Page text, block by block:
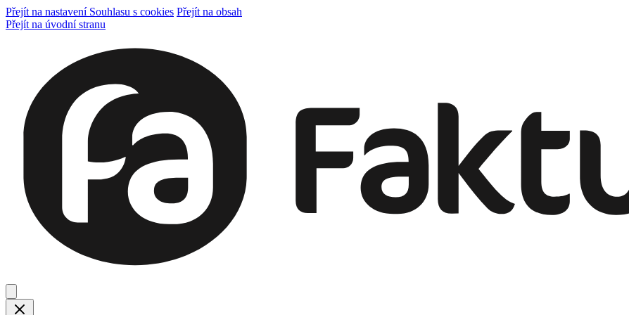
Přejít na nastavení Souhlasu s cookies Přejít na obsah
Přejít na úvodní stranu